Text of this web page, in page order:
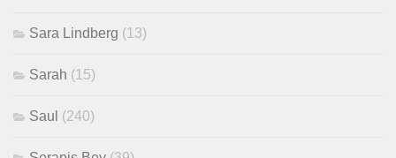
Sara Lindberg (13)
Sarah (15)
Saul (240)